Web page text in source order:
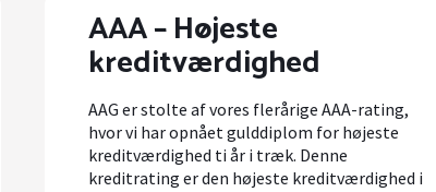
AAA – Højeste
kreditværdighed
AAG er stolte af vores flerårige AAA-rating,
hvor vi har opnået gulddiplom for højeste
kreditværdighed ti år i træk. Denne
kreditrating er den højeste kreditværdighed i